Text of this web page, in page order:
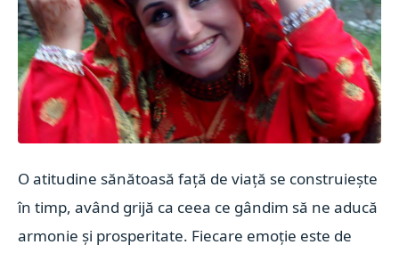
O atitudine sănătoasă față de viață se construiește
în timp, având grijă ca ceea ce gândim să ne aducă
armonie și prosperitate. Fiecare emoție este de